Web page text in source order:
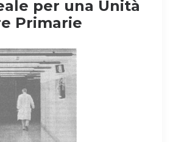
per una Unità
Primarie